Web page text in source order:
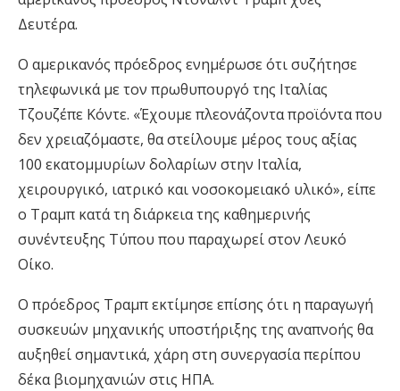
Δευτέρα.
Ο αμερικανός πρόεδρος ενημέρωσε ότι συζήτησε
τηλεφωνικά με τον πρωθυπουργό της Ιταλίας
Τζουζέπε Κόντε. «Έχουμε πλεονάζοντα προϊόντα που
δεν χρειαζόμαστε, θα στείλουμε μέρος τους αξίας
100 εκατομμυρίων δολαρίων στην Ιταλία,
χειρουργικό, ιατρικό και νοσοκομειακό υλικό», είπε
ο Τραμπ κατά τη διάρκεια της καθημερινής
συνέντευξης Τύπου που παραχωρεί στον Λευκό
Οίκο.
Ο πρόεδρος Τραμπ εκτίμησε επίσης ότι η παραγωγή
συσκευών μηχανικής υποστήριξης της αναπνοής θα
αυξηθεί σημαντικά, χάρη στη συνεργασία περίπου
δέκα βιομηχανιών στις ΗΠΑ.